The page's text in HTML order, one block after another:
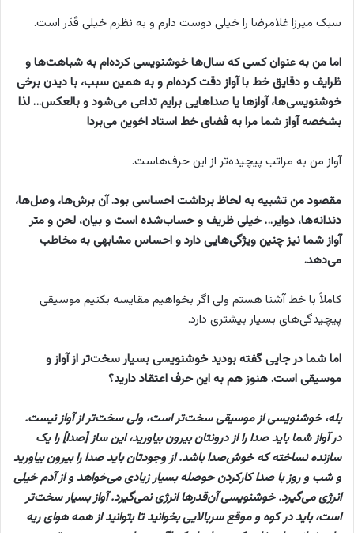
سبک میرزا غلامرضا را خیلی دوست دارم و به نظرم خیلی قَدَر است.
اما من به عنوان کسی که سال‌ها خوشنویسی کرده‌ام به شباهت‌ها و
ظرایف و دقایق خط با آواز دقت کرده‌ام و به همین سبب، با دیدن برخی
خوشنویسی‌ها، آوازها یا صداهایی برایم تداعی می‌شود و بالعکس… لذا
بشخصه آواز شما مرا به فضای خط استاد اخوین می‌برد!
آواز من به مراتب پیچیده‌تر از این حرف‌هاست.
مقصود من تشبیه به لحاظ برداشت احساسی بود. آن برش‌ها، وصل‌ها،
دندانه‌ها، دوایر… خیلی ظریف و حساب‌شده است و بیان، لحن و متر
آواز شما نیز چنین ویژگی‌هایی دارد و احساس مشابهی به مخاطب
می‌دهد.
کاملاً با خط آشنا هستم ولی اگر بخواهیم مقایسه بکنیم موسیقی
پیچیدگی‌های بسیار بیشتری دارد.
اما شما در جایی گفته بودید خوشنویسی بسیار سخت‌تر از آواز و
موسیقی است. هنوز هم به این حرف اعتقاد دارید؟
بله، خوشنویسی از موسیقی سخت‌تر است، ولی سخت‌تر از آواز نیست.
در آواز شما باید صدا را از درونتان بیرون بیاورید، این ساز [صدا] را یک
سازنده نساخته که خوش‌صدا باشد. از وجودتان باید صدا را بیرون بیاورید
و شب و روز با صدا کارکردن حوصله بسیار زیادی می‌خواهد و از آدم خیلی
انرژی می‌گیرد. خوشنویسی آن‌قدرها انرژی نمی‌گیرد. آواز بسیار سخت‌تر
است، باید در کوه و موقع سربالایی بخوانید تا بتوانید از همه هوای ریه